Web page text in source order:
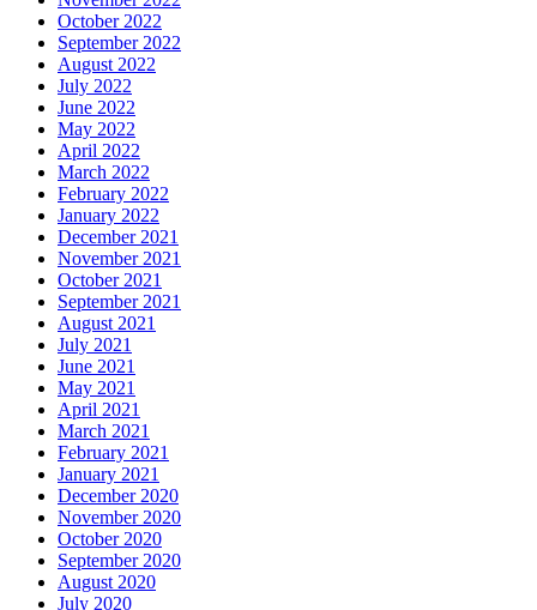
October 2022
September 2022
August 2022
July 2022
June 2022
May 2022
April 2022
March 2022
February 2022
January 2022
December 2021
November 2021
October 2021
September 2021
August 2021
July 2021
June 2021
May 2021
April 2021
March 2021
February 2021
January 2021
December 2020
November 2020
October 2020
September 2020
August 2020
July 2020